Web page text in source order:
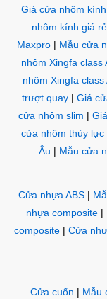
Giá cửa nhôm
nhôm kính giá rẻ
Maxpro| Mẫu cửa
nhôm Xingfa class
nhôm Xingfa class
trượt quay | Giá
cửa nhôm slim |
cửa nhôm thủy lực
Âu | Mẫu cửa
Cửa nhựa ABS|
nhựa composite|
composite | Cửa
Cửa cuốn | Mẫu